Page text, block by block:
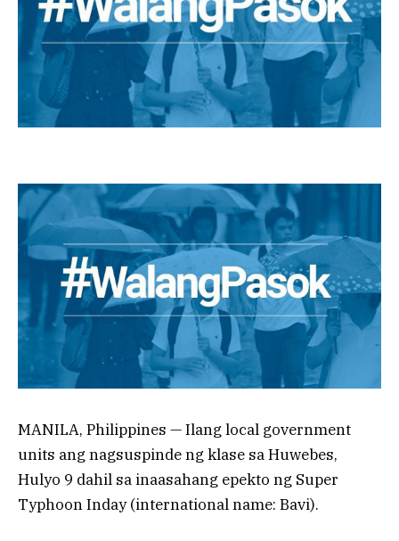
MANILA, Philippines — Ilang local government
units ang nagsuspinde ng klase sa Huwebes,
Hulyo 9 dahil sa inaasahang epekto ng Super
Typhoon Inday (international name: Bavi).